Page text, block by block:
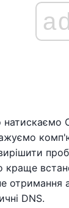
натискаємо
краще
отримання
DNS.